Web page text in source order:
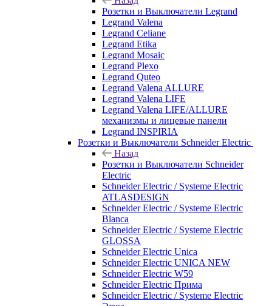
Розетки и Выключатели Legrand
Legrand Valena
Legrand Celiane
Legrand Etika
Legrand Mosaic
Legrand Plexo
Legrand Quteo
Legrand Valena ALLURE
Legrand Valena LIFE
Legrand Valena LIFE/ALLURE
механизмы и лицевые панели
Legrand INSPIRIA
Розетки и Выключатели Schneider Electric
Назад
Розетки и Выключатели Schneider
Electric
Schneider Electric / Systeme Electric
ATLASDESIGN
Schneider Electric / Systeme Electric
Blanca
Schneider Electric / Systeme Electric
GLOSSA
Schneider Electric Unica
Schneider Electric UNICA NEW
Schneider Electric W59
Schneider Electric Прима
Schneider Electric / Systeme Electric